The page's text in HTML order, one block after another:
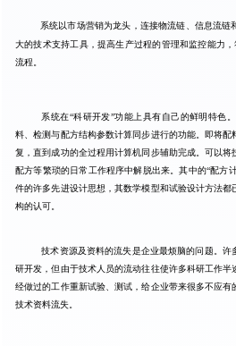
系统以市场营销为龙头，连接物流链、信息流
大的技术支持工具，提高生产过程的管理和监控能力
流程。
系统在“科研开发”功能上具有自己的鲜明特色
料、检测与配方结构参数计算同步进行的功能。即将
复，直到成功的全过程用计算机同步辅助完成。可以
配方等繁琐的日常工作程序中解脱出来。其中的“配方
件的许多先进设计思想，其数学模型和试验设计方法
构的认可。
技术资源及资料的流失是企业最烦脑的问题。
研开发，但由于技术人员的流动往往使许多科研工作
经做过的工作重新试验、测试，给企业带来很多不应
技术资料流失。